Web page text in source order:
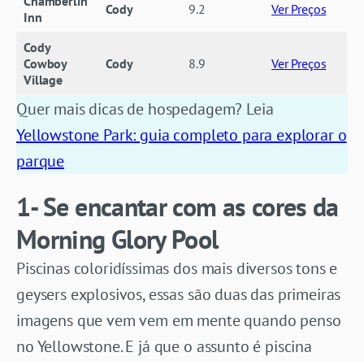
Inn
Cody 9.2 Ver Preços
Cody
Cowboy
Village
Cody 8.9 Ver Preços
Quer mais dicas de hospedagem? Leia
Yellowstone Park: guia completo para explorar o
parque
1- Se encantar com as cores da
Morning Glory Pool
Piscinas coloridíssimas dos mais diversos tons e
geysers explosivos, essas são duas das primeiras
imagens que vem vem em mente quando penso
no Yellowstone. E já que o assunto é piscina